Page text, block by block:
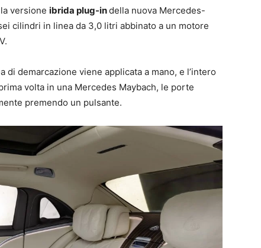
versione ibrida plug-indella nuova Mercedes-
cilindri in linea da 3,0 litri abbinato a un motore
di demarcazione viene applicata a mano, e l’intero
volta in una Mercedes Maybach, le porte
premendo un pulsante.